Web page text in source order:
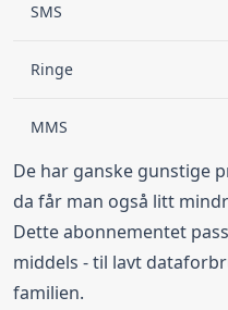
SMS
Ringe
MMS
De har ganske gunstige
da får man også litt
Dette abonnementet
middels - til lavt
familien.